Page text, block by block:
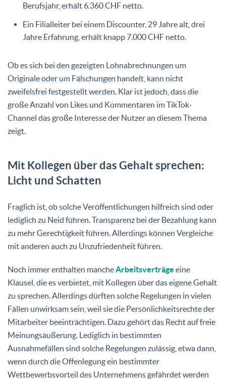
Berufsjahr, erhält 6.360 CHF netto.
Ein Filialleiter bei einem Discounter, 29 Jahre alt, drei
Jahre Erfahrung, erhält knapp 7.000 CHF netto.
Ob es sich bei den gezeigten Lohnabrechnungen um
Originale oder um Fälschungen handelt, kann nicht
zweifelsfrei festgestellt werden. Klar ist jedoch, dass die
große Anzahl von Likes und Kommentaren im TikTok-
Channel das große Interesse der Nutzer an diesem Thema
zeigt.
Mit Kollegen über das Gehalt sprechen:
Licht und Schatten
Fraglich ist, ob solche Veröffentlichungen hilfreich sind oder
lediglich zu Neid führen. Transparenz bei der Bezahlung kann
zu mehr Gerechtigkeit führen. Allerdings können Vergleiche
mit anderen auch zu Unzufriedenheit führen.
Noch immer enthalten mancheArbeitsverträge eine
Klausel, die es verbietet, mit Kollegen über das eigene Gehalt
zu sprechen. Allerdings dürften solche Regelungen in vielen
Fällen unwirksam sein, weil sie die Persönlichkeitsrechte der
Mitarbeiter beeinträchtigen. Dazu gehört das Recht auf freie
Meinungsäußerung. Lediglich in bestimmten
Ausnahmefällen sind solche Regelungen zulässig, etwa dann,
wenn durch die Offenlegung ein bestimmter
Wettbewerbsvorteil des Unternehmens gefährdet werden